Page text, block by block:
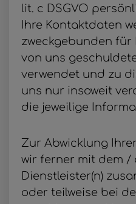
lit. c DSGVO
Ihre Kontaktdaten
zweckgebunden
von uns
verwendet und zu
uns nur insoweit
die jeweilige
Zur Abwicklung
wir ferner mit dem /
Dienstleister(n)
oder teilweise bei